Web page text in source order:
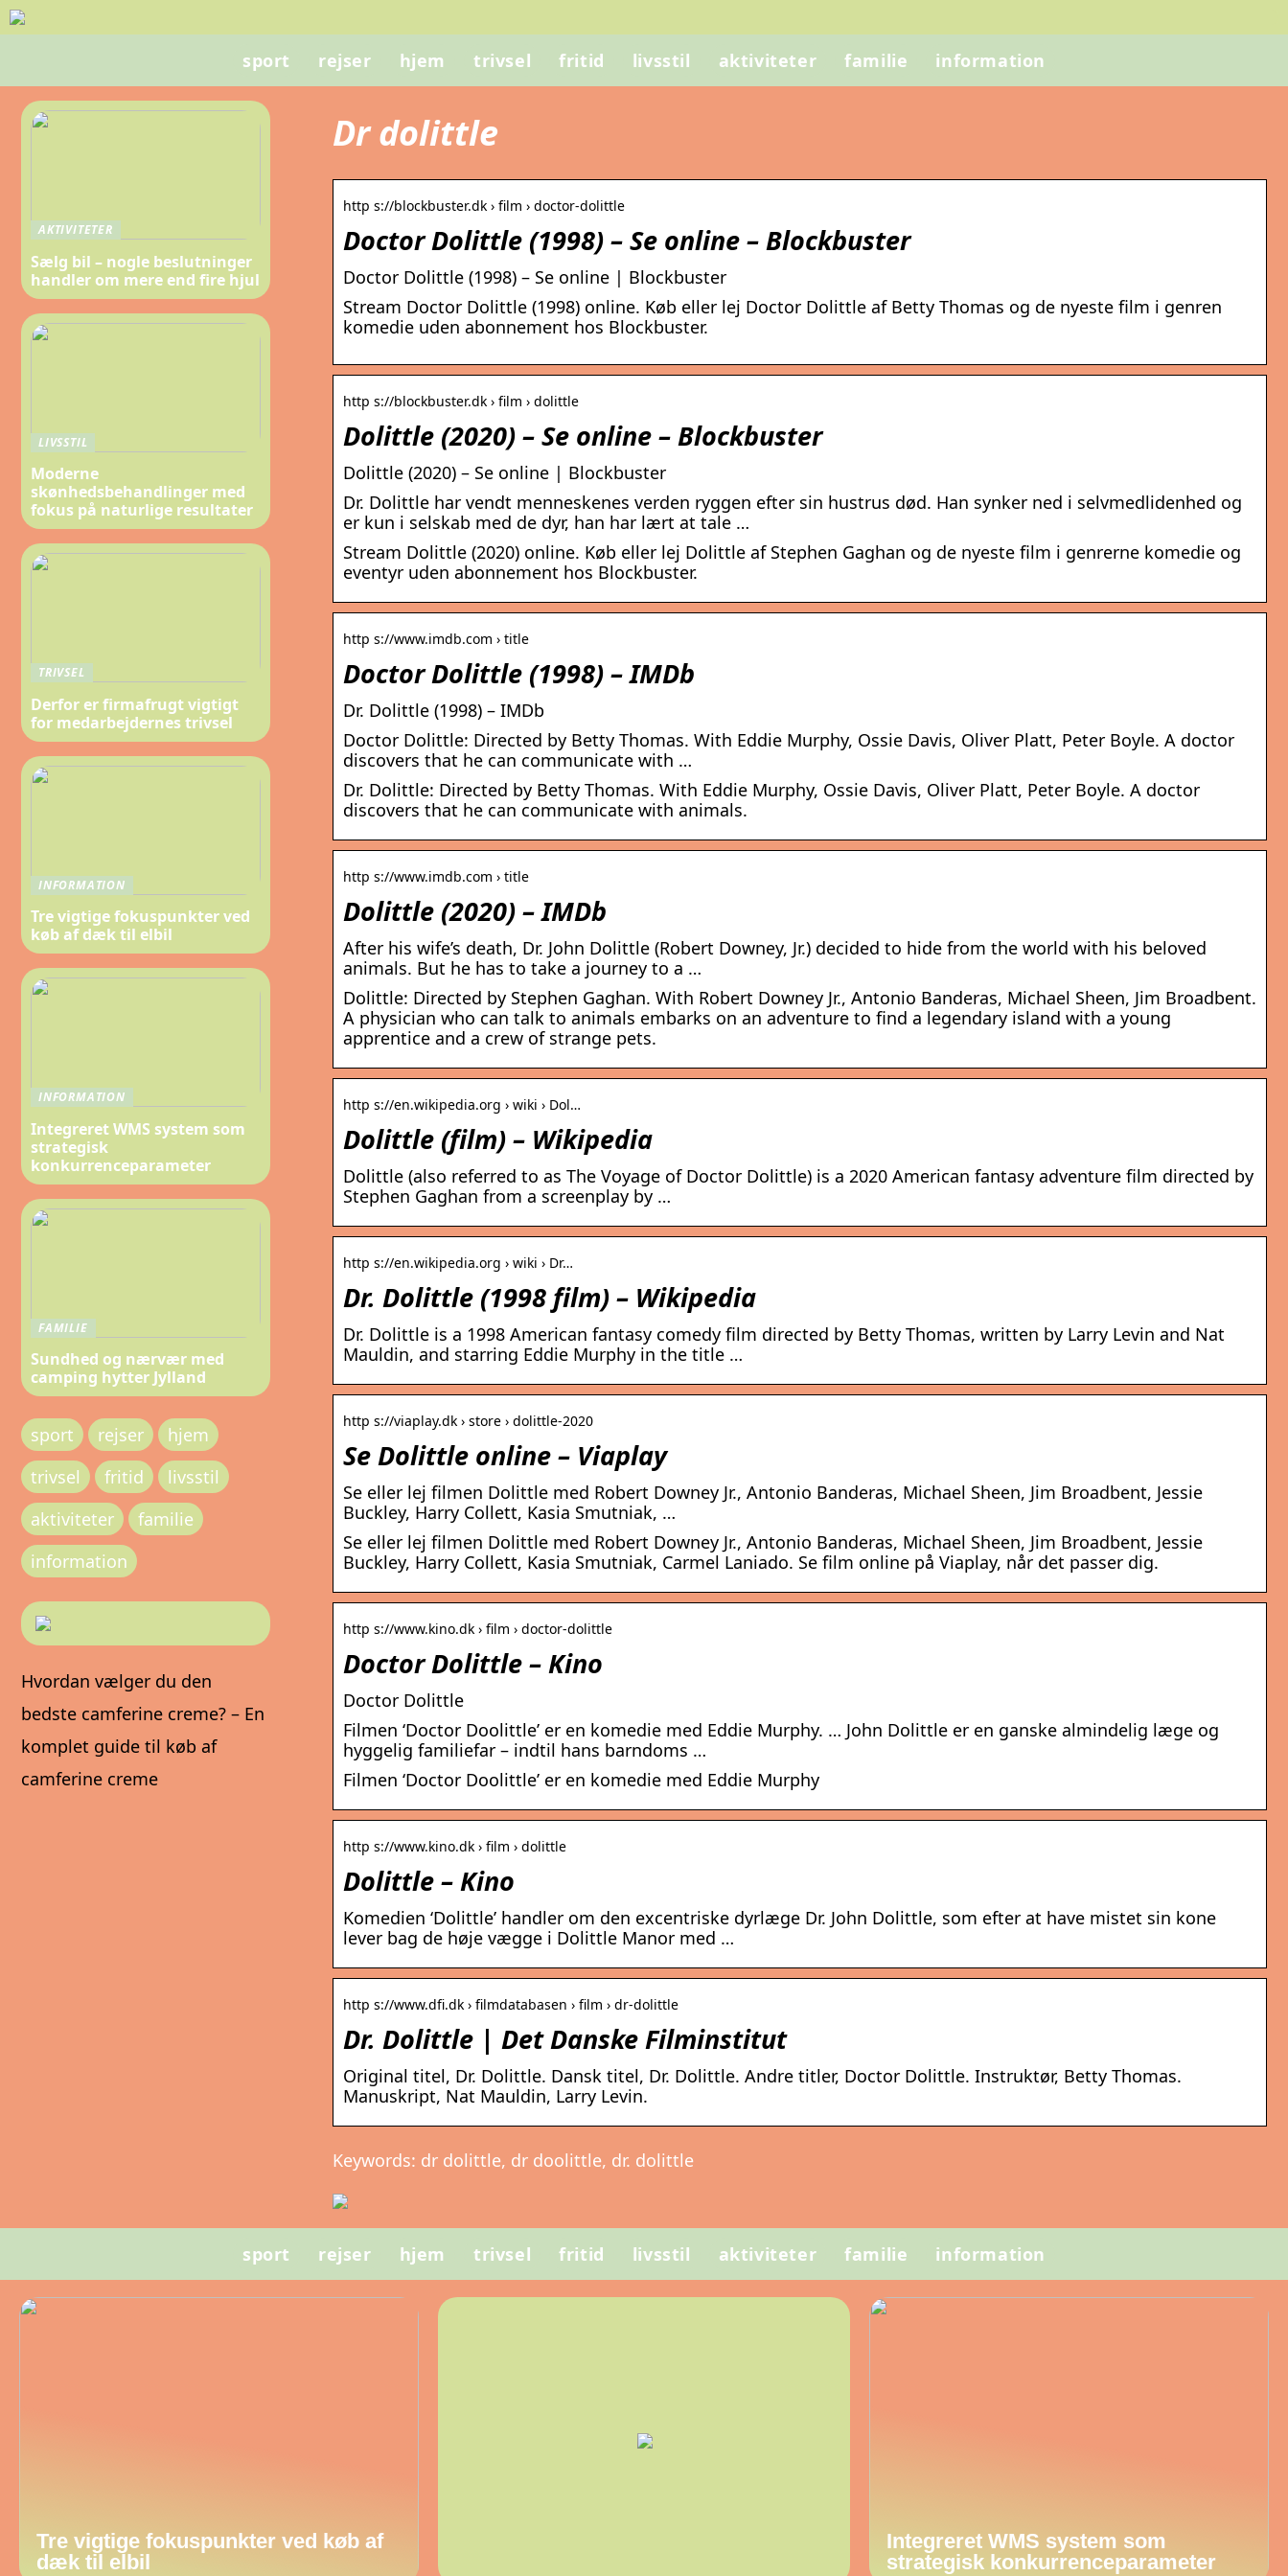
sport rejser hjem trivsel fritid livsstil aktiviteter familie information
Dr dolittle
http s://blockbuster.dk › film › doctor-dolittle
Doctor Dolittle (1998) – Se online – Blockbuster
Doctor Dolittle (1998) – Se online | Blockbuster
Stream Doctor Dolittle (1998) online. Køb eller lej Doctor Dolittle af Betty Thomas og de nyeste film i genren
komedie uden abonnement hos Blockbuster.
http s://blockbuster.dk › film › dolittle
Dolittle (2020) – Se online – Blockbuster
Dolittle (2020) – Se online | Blockbuster
Dr. Dolittle har vendt menneskenes verden ryggen efter sin hustrus død. Han synker ned i selvmedlidenhed og
er kun i selskab med de dyr, han har lært at tale …
Stream Dolittle (2020) online. Køb eller lej Dolittle af Stephen Gaghan og de nyeste film i genrerne komedie og
eventyr uden abonnement hos Blockbuster.
http s://www.imdb.com › title
Doctor Dolittle (1998) – IMDb
Dr. Dolittle (1998) – IMDb
Doctor Dolittle: Directed by Betty Thomas. With Eddie Murphy, Ossie Davis, Oliver Platt, Peter Boyle. A doctor
discovers that he can communicate with …
Dr. Dolittle: Directed by Betty Thomas. With Eddie Murphy, Ossie Davis, Oliver Platt, Peter Boyle. A doctor
discovers that he can communicate with animals.
http s://www.imdb.com › title
Dolittle (2020) – IMDb
After his wife’s death, Dr. John Dolittle (Robert Downey, Jr.) decided to hide from the world with his beloved
animals. But he has to take a journey to a …
Dolittle: Directed by Stephen Gaghan. With Robert Downey Jr., Antonio Banderas, Michael Sheen, Jim Broadbent.
A physician who can talk to animals embarks on an adventure to find a legendary island with a young
apprentice and a crew of strange pets.
http s://en.wikipedia.org › wiki › Dol…
Dolittle (film) – Wikipedia
Dolittle (also referred to as The Voyage of Doctor Dolittle) is a 2020 American fantasy adventure film directed by
Stephen Gaghan from a screenplay by …
http s://en.wikipedia.org › wiki › Dr…
Dr. Dolittle (1998 film) – Wikipedia
Dr. Dolittle is a 1998 American fantasy comedy film directed by Betty Thomas, written by Larry Levin and Nat
Mauldin, and starring Eddie Murphy in the title …
http s://viaplay.dk › store › dolittle-2020
Se Dolittle online – Viaplay
Se eller lej filmen Dolittle med Robert Downey Jr., Antonio Banderas, Michael Sheen, Jim Broadbent, Jessie
Buckley, Harry Collett, Kasia Smutniak, …
Se eller lej filmen Dolittle med Robert Downey Jr., Antonio Banderas, Michael Sheen, Jim Broadbent, Jessie
Buckley, Harry Collett, Kasia Smutniak, Carmel Laniado. Se film online på Viaplay, når det passer dig.
http s://www.kino.dk › film › doctor-dolittle
Doctor Dolittle – Kino
Doctor Dolittle
Filmen ‘Doctor Doolittle’ er en komedie med Eddie Murphy. … John Dolittle er en ganske almindelig læge og
hyggelig familiefar – indtil hans barndoms …
Filmen ‘Doctor Doolittle’ er en komedie med Eddie Murphy
http s://www.kino.dk › film › dolittle
Dolittle – Kino
Komedien ‘Dolittle’ handler om den excentriske dyrlæge Dr. John Dolittle, som efter at have mistet sin kone
lever bag de høje vægge i Dolittle Manor med …
http s://www.dfi.dk › filmdatabasen › film › dr-dolittle
Dr. Dolittle | Det Danske Filminstitut
Original titel, Dr. Dolittle. Dansk titel, Dr. Dolittle. Andre titler, Doctor Dolittle. Instruktør, Betty Thomas.
Manuskript, Nat Mauldin, Larry Levin.
Keywords: dr dolittle, dr doolittle, dr. dolittle
AKTIVITETER
Sælg bil – nogle beslutninger
handler om mere end fire hjul
LIVSSTIL
Moderne
skønhedsbehandlinger med
fokus på naturlige resultater
TRIVSEL
Derfor er firmafrugt vigtigt
for medarbejdernes trivsel
INFORMATION
Tre vigtige fokuspunkter ved
køb af dæk til elbil
INFORMATION
Integreret WMS system som
strategisk
konkurrenceparameter
FAMILIE
Sundhed og nærvær med
camping hytter Jylland
sport rejser
hjem
trivsel
fritid
livsstil
aktiviteter
familie
information
Hvordan vælger du den
bedste camferine creme? – En
komplet guide til køb af
camferine creme
sport rejser hjem trivsel fritid livsstil aktiviteter familie information
Tre vigtige fokuspunkter ved køb af
dæk til elbil
Integreret WMS system som
strategisk konkurrenceparameter